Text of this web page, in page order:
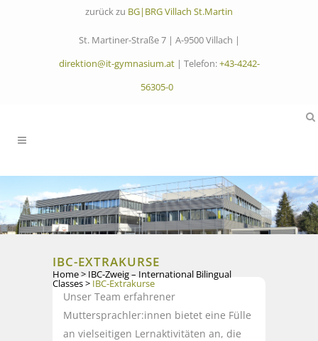
zurück zu BG|BRG Villach St.Martin
St. Martiner-Straße 7 | A-9500 Villach |
direktion@it-gymnasium.at| Telefon:+43-4242-
56305-0
IBC-EXTRAKURSE
Home> IBC-Zweig – International Bilingual
Classes> IBC-Extrakurse
Unser Team erfahrener
Muttersprachler:innen bietet eine Fülle
an vielseitigen Lernaktivitäten an, die